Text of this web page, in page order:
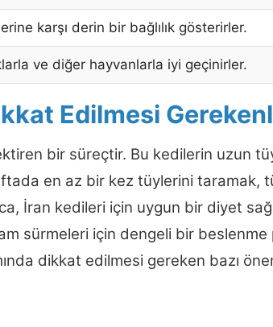
karşı derin bir bağlılık gösterirler.
ve diğer hayvanlarla iyi geçinirler.
Edilmesi
bir süreçtir. Bu kedilerin uzun
en az bir kez tüylerini taramak,
İran kedileri için uygun bir diyet
sürmeleri için dengeli bir beslenme
dikkat edilmesi gereken bazı